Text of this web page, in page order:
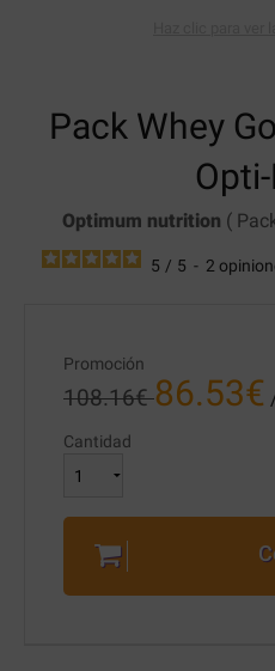
Pack Whey
Optimum nutrition (
5 / 5 - 2
Promoción
108.16€ 86.53€
Cantidad